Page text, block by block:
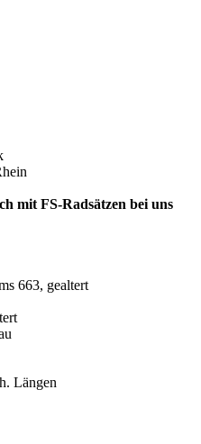
mit FS-Radsätzen bei uns
663, gealtert
Längen